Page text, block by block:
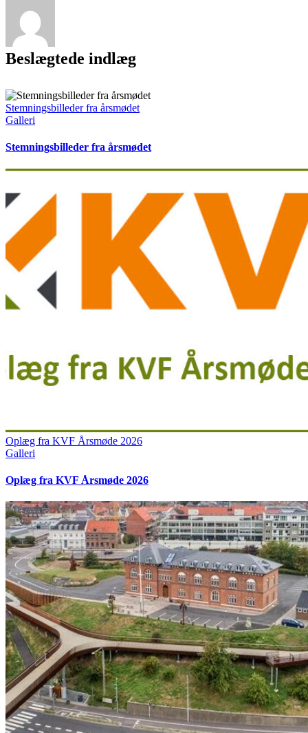
Beslægtede indlæg
Stemningsbilleder fra årsmødet
Galleri
Stemningsbilleder fra årsmødet
Oplæg fra KVF Årsmøde 2026
Galleri
Oplæg fra KVF Årsmøde 2026